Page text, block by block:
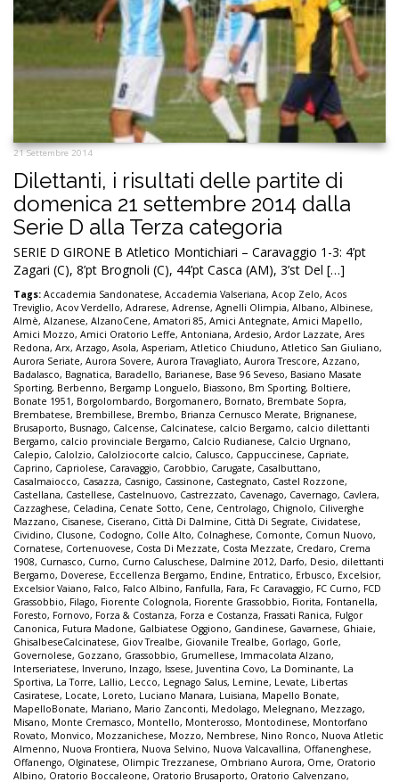
21 Settembre 2014
Dilettanti, i risultati delle partite di
domenica 21 settembre 2014 dalla
Serie D alla Terza categoria
SERIE D GIRONE B Atletico Montichiari – Caravaggio 1-3: 4’pt
Zagari (C), 8’pt Brognoli (C), 44’pt Casca (AM), 3’st Del […]
Tags: Accademia Sandonatese, Accademia Valseriana, Acop Zelo, Acos
Treviglio, Acov Verdello, Adrarese, Adrense, Agnelli Olimpia, Albano, Albinese,
Almè, Alzanese, AlzanoCene, Amatori 85, Amici Antegnate, Amici Mapello,
Amici Mozzo, Amici Oratorio Leffe, Antoniana, Ardesio, Ardor Lazzate, Ares
Redona, Arx, Arzago, Asola, Asperiam, Atletico Chiuduno, Atletico San Giuliano,
Aurora Seriate, Aurora Sovere, Aurora Travagliato, Aurora Trescore, Azzano,
Badalasco, Bagnatica, Baradello, Barianese, Base 96 Seveso, Basiano Masate
Sporting, Berbenno, Bergamp Longuelo, Biassono, Bm Sporting, Boltiere,
Bonate 1951, Borgolombardo, Borgomanero, Bornato, Brembate Sopra,
Brembatese, Brembillese, Brembo, Brianza Cernusco Merate, Brignanese,
Brusaporto, Busnago, Calcense, Calcinatese, calcio Bergamo, calcio dilettanti
Bergamo, calcio provinciale Bergamo, Calcio Rudianese, Calcio Urgnano,
Calepio, Calolzio, Calolziocorte calcio, Calusco, Cappuccinese, Capriate,
Caprino, Capriolese, Caravaggio, Carobbio, Carugate, Casalbuttano,
Casalmaiocco, Casazza, Casnigo, Cassinone, Castegnato, Castel Rozzone,
Castellana, Castellese, Castelnuovo, Castrezzato, Cavenago, Cavernago, Cavlera,
Cazzaghese, Celadina, Cenate Sotto, Cene, Centrolago, Chignolo, Ciliverghe
Mazzano, Cisanese, Ciserano, Città Di Dalmine, Città Di Segrate, Cividatese,
Cividino, Clusone, Codogno, Colle Alto, Colnaghese, Comonte, Comun Nuovo,
Cornatese, Cortenuovese, Costa Di Mezzate, Costa Mezzate, Credaro, Crema
1908, Curnasco, Curno, Curno Caluschese, Dalmine 2012, Darfo, Desio, dilettanti
Bergamo, Doverese, Eccellenza Bergamo, Endine, Entratico, Erbusco, Excelsior,
Excelsior Vaiano, Falco, Falco Albino, Fanfulla, Fara, Fc Caravaggio, FC Curno, FCD
Grassobbio, Filago, Fiorente Colognola, Fiorente Grassobbio, Fiorita, Fontanella,
Foresto, Fornovo, Forza & Costanza, Forza e Costanza, Frassati Ranica, Fulgor
Canonica, Futura Madone, Galbiatese Oggiono, Gandinese, Gavarnese, Ghiaie,
GhisalbeseCalcinatese, Giov Trealbe, Giovanile Trealbe, Gorlago, Gorle,
Governolese, Gozzano, Grassobbio, Grumellese, Immacolata Alzano,
Interseriatese, Inveruno, Inzago, Issese, Juventina Covo, La Dominante, La
Sportiva, La Torre, Lallio, Lecco, Legnago Salus, Lemine, Levate, Libertas
Casiratese, Locate, Loreto, Luciano Manara, Luisiana, Mapello Bonate,
MapelloBonate, Mariano, Mario Zanconti, Medolago, Melegnano, Mezzago,
Misano, Monte Cremasco, Montello, Monterosso, Montodinese, Montorfano
Rovato, Monvico, Mozzanichese, Mozzo, Nembrese, Nino Ronco, Nuova Atletic
Almenno, Nuova Frontiera, Nuova Selvino, Nuova Valcavallina, Offanenghese,
Offanengo, Olginatese, Olimpic Trezzanese, Ombriano Aurora, Ome, Oratorio
Albino, Oratorio Boccaleone, Oratorio Brusaporto, Oratorio Calvenzano,